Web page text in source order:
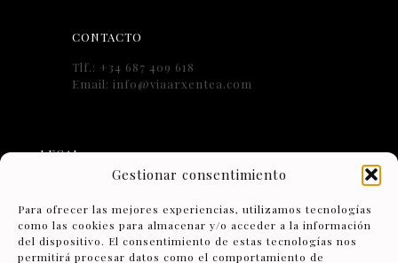
Gestionar consentimiento
Para ofrecer las mejores experiencias, utilizamos tecnologías
como las cookies para almacenar y/o acceder a la información
del dispositivo. El consentimiento de estas tecnologías nos
permitirá procesar datos como el comportamiento de
CONTACTO
Tlf.: +34 687 409 618
Email: info@viaarxentea.com
LEGAL
Condiciones Generales de Contratación